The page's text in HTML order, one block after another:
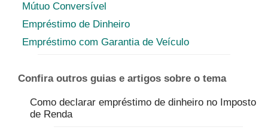
Mútuo Conversível
Empréstimo de Dinheiro
Empréstimo com Garantia de Veículo
Confira outros guias e artigos sobre o tema
Como declarar empréstimo de dinheiro no Imposto
de Renda